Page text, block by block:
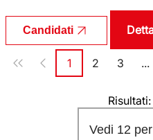
Candidati
Paginazione
Pagina
1 Pagina
2 Pagina
3 ...
Risultati:
Vedi 12